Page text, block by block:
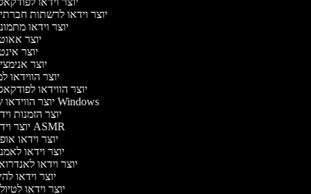
יוצר וידאו לרשתות
יוצר וידאו
יוצר
יוצר
יוצר
יוצר הווידאו
יוצר הווידאו
יוצר הווידאו של Windows
יוצר הזמנות
יוצר וידאו ASMR
יוצר וידאו
יוצר וידאו
יוצר וידאו
יוצר וידאו
יוצר וידאו